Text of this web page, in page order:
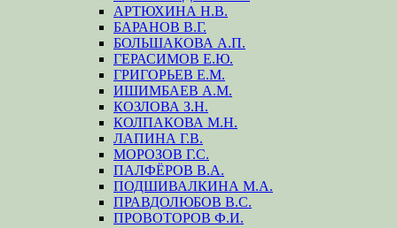
АРТЮХИНА Н.В.
БАРАНОВ В.Г.
БОЛЬШАКОВА А.П.
ГЕРАСИМОВ Е.Ю.
ГРИГОРЬЕВ Е.М.
ИШИМБАЕВ А.М.
КОЗЛОВА З.Н.
КОЛПАКОВА М.Н.
ЛАПИНА Г.В.
МОРОЗОВ Г.С.
ПАЛФЁРОВ В.А.
ПОДШИВАЛКИНА М.А.
ПРАВДОЛЮБОВ В.С.
ПРОВОТОРОВ Ф.И.